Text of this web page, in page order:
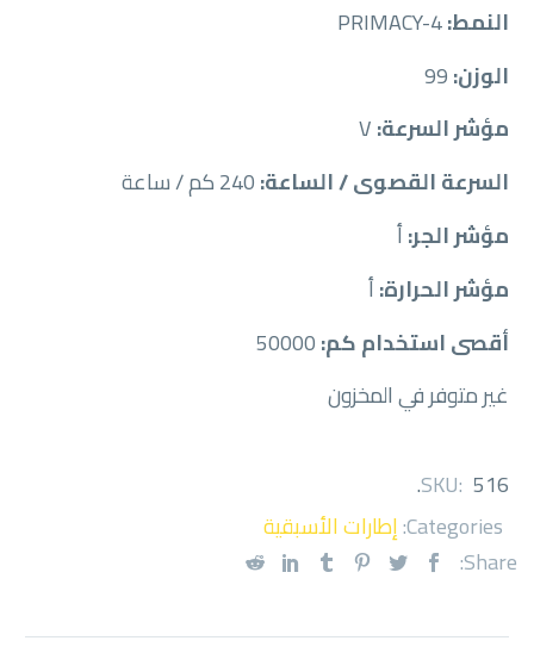
النمط:
الوزن:
مؤشر السرعة:
السرعة القصوى / الساعة:
مؤشر الجر:أ
مؤشر الحرارة:أ
أقصى استخدام كم:
غير متوفر في المخزون
SKU: 516
.
Categories: إطارات الأسبقية
Share: